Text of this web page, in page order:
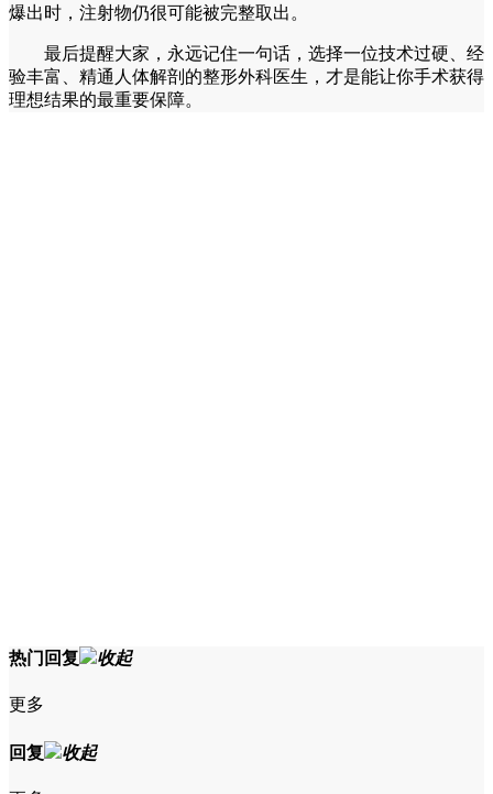
爆出时，注射物仍很可能被完整取出。
最后提醒大家，永远记住一句话，选择一位技术过硬、经
验丰富、精通人体解剖的整形外科医生，才是能让你手术获得
理想结果的最重要保障。
热门回复 收起
更多
回复 收起